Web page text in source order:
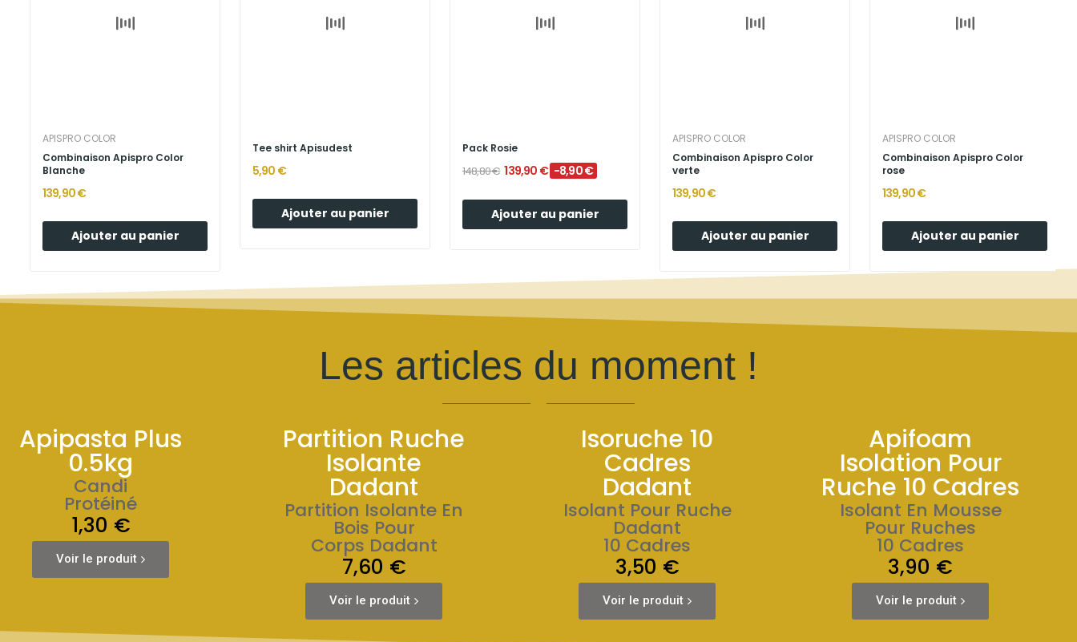
APISPRO COLOR
Combinaison Apispro Color
Blanche
139,90 €
Ajouter au panier
Tee shirt Apisudest
5,90 €
Ajouter au panier
Pack Rosie
148,80 € 139,90 € -8,90 €
Ajouter au panier
APISPRO COLOR
Combinaison Apispro Color
verte
139,90 €
Ajouter au panier
APISPRO COLOR
Combinaison Apispro Color
rose
139,90 €
Ajouter au panier
Les articles du moment !
Apipasta Plus
0.5kg
Candi
Protéiné
1,30 €
Voir le produit
Partition Ruche
Isolante
Dadant
Partition Isolante En
Bois Pour
Corps Dadant
7,60 €
Voir le produit
Isoruche 10
Cadres
Dadant
Isolant Pour Ruche
Dadant
10 Cadres
3,50 €
Voir le produit
Apifoam
Isolation Pour
Ruche 10 Cadres
Isolant En Mousse
Pour Ruches
10 Cadres
3,90 €
Voir le produit